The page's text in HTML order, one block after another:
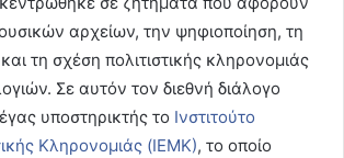
αρχείων, την ψηφιοποίηση, τη
τη σχέση πολιτιστικής κληρονομιάς
Σε αυτόν τον διεθνή διάλογο
υποστηρικτής το Ινστιτούτο
Κληρονομιάς (ΙΕΜΚ), το οποίο